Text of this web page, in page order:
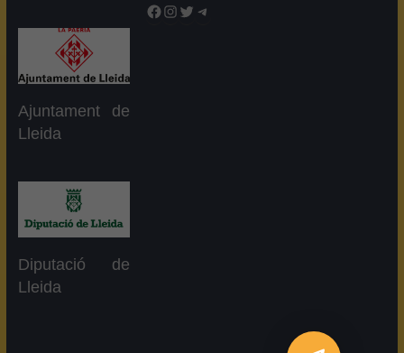
Ajuntament de
Lleida
Diputació de
Lleida
Facebook
Instagram
TwitterTelegram